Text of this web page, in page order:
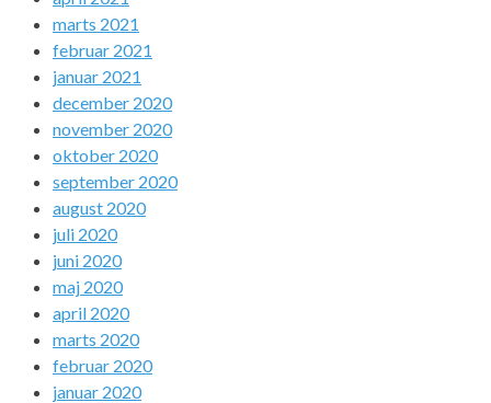
marts 2021
februar 2021
januar 2021
december 2020
november 2020
oktober 2020
september 2020
august 2020
juli 2020
juni 2020
maj 2020
april 2020
marts 2020
februar 2020
januar 2020